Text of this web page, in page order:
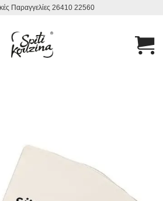
Παραγγελίες 26410 22560